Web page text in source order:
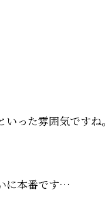
った雰囲気ですね。
に本番です…